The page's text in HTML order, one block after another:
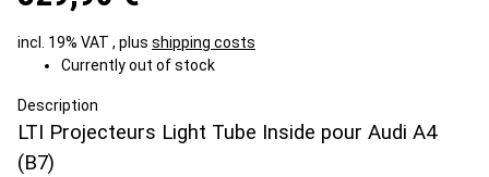
incl. 19% VAT , plus shipping costs
Currently out of stock
Description
LTI Projecteurs Light Tube Inside pour Audi A4
(B7)